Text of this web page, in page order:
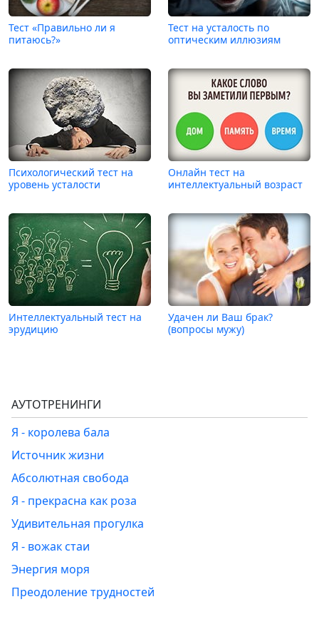
Тест «Правильно ли я
питаюсь?»
Тест на усталость по
оптическим иллюзиям
Психологический тест на
уровень усталости
Онлайн тест на
интеллектуальный возраст
Интеллектуальный тест на
эрудицию
Удачен ли Ваш брак?
(вопросы мужу)
АУТОТРЕНИНГИ
Я - королева бала
Источник жизни
Абсолютная свобода
Я - прекрасна как роза
Удивительная прогулка
Я - вожак стаи
Энергия моря
Преодоление трудностей